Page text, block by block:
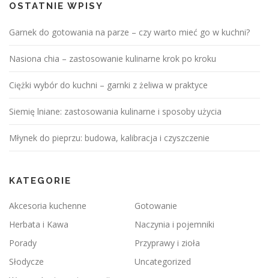
OSTATNIE WPISY
Garnek do gotowania na parze – czy warto mieć go w kuchni?
Nasiona chia – zastosowanie kulinarne krok po kroku
Ciężki wybór do kuchni – garnki z żeliwa w praktyce
Siemię lniane: zastosowania kulinarne i sposoby użycia
Młynek do pieprzu: budowa, kalibracja i czyszczenie
KATEGORIE
Akcesoria kuchenne
Gotowanie
Herbata i Kawa
Naczynia i pojemniki
Porady
Przyprawy i zioła
Słodycze
Uncategorized